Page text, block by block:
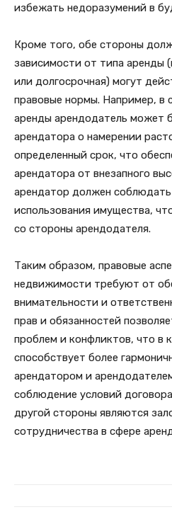
избежать недоразумений в
Кроме того, обе стороны
зависимости от типа аренды
или долгосрочная) могут
правовые нормы. Например, в
аренды арендодатель может
арендатора о намерении
определенный срок, что
арендатора от внезапного
арендатор должен
использования имущества,
со стороны арендодателя.
Таким образом, правовые
недвижимости требуют от
внимательности и
прав и обязанностей
проблем и конфликтов, что в
способствует более
арендатором и
соблюдение условий
другой стороны являются
сотрудничества в сфере